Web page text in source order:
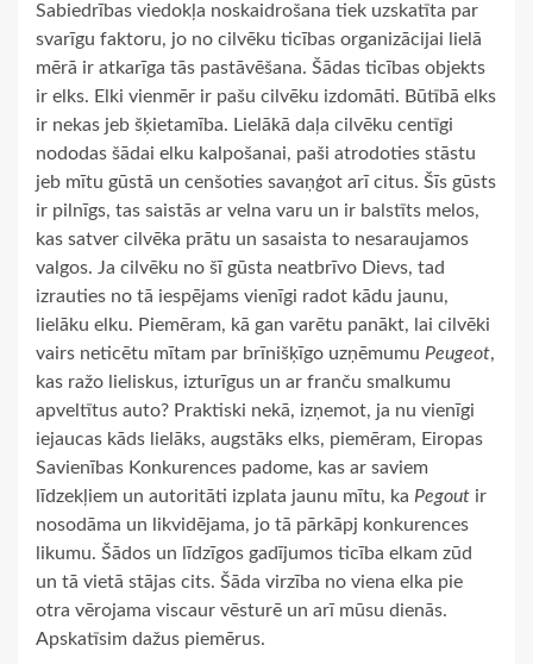
Sabiedrības viedokļa noskaidrošana tiek uzskatīta par
svarīgu faktoru, jo no cilvēku ticības organizācijai lielā
mērā ir atkarīga tās pastāvēšana. Šādas ticības objekts
ir elks. Elki vienmēr ir pašu cilvēku izdomāti. Būtībā elks
ir nekas jeb šķietamība. Lielākā daļa cilvēku centīgi
nododas šādai elku kalpošanai, paši atrodoties stāstu
jeb mītu gūstā un cenšoties savaņģot arī citus. Šīs gūsts
ir pilnīgs, tas saistās ar velna varu un ir balstīts melos,
kas satver cilvēka prātu un sasaista to nesaraujamos
valgos. Ja cilvēku no šī gūsta neatbrīvo Dievs, tad
izrauties no tā iespējams vienīgi radot kādu jaunu,
lielāku elku. Piemēram, kā gan varētu panākt, lai cilvēki
vairs neticētu mītam par brīnišķīgo uzņēmumu Peugeot,
kas ražo lieliskus, izturīgus un ar franču smalkumu
apveltītus auto? Praktiski nekā, izņemot, ja nu vienīgi
iejaucas kāds lielāks, augstāks elks, piemēram, Eiropas
Savienības Konkurences padome, kas ar saviem
līdzekļiem un autoritāti izplata jaunu mītu, ka Pegout ir
nosodāma un likvidējama, jo tā pārkāpj konkurences
likumu. Šādos un līdzīgos gadījumos ticība elkam zūd
un tā vietā stājas cits. Šāda virzība no viena elka pie
otra vērojama viscaur vēsturē un arī mūsu dienās.
Apskatīsim dažus piemērus.